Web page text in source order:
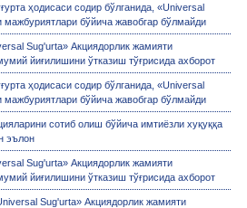
ҳодисаси содир бўлганида, «Universal
бўйича жавобгар бўлмайди
Sug'urta» Акциядорлик жамияти
йиғилишини ўтказиш тўғрисида ахборот
ҳодисаси содир бўлганида, «Universal
бўйича жавобгар бўлмайди
сотиб олиш бўйича имтиёзли хуқуққа
эълон
Sug'urta» Акциядорлик жамияти
йиғилишини ўтказиш тўғрисида ахборот
Sug'urta» Акциядорлик жамияти